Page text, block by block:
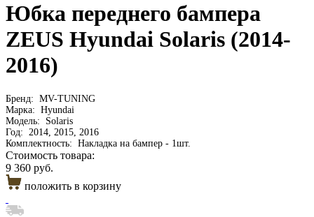
Юбка переднего бампера
ZEUS Hyundai Solaris (2014-
2016)
Бренд: MV-TUNING
Марка: Hyundai
Модель:
Solaris
Год:
2014, 2015, 2016
Комплектность: Накладка на бампер - 1шт.
Стоимость товара:
9 360 руб.
положить в корзину